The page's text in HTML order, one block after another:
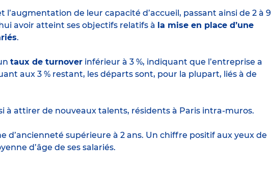
de leur capacité d’accueil, passant ainsi de 2 à 9
avoir atteint ses objectifs relatifs à la mise en place d’une
.
taux de turnover inférieur à 3 %, indiquant que l’entreprise a
aux 3 % restant, les départs sont, pour la plupart, liés à de
à attirer de nouveaux talents, résidents à Paris intra-muros.
d’ancienneté supérieure à 2 ans. Un chiffre positif aux yeux de
d’âge de ses salariés.